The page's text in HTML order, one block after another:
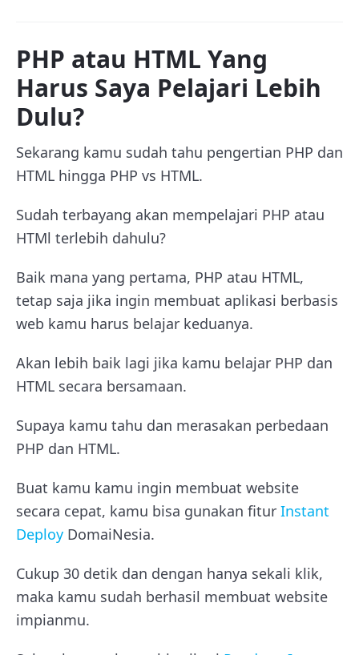
PHP atau HTML Yang
Harus Saya Pelajari Lebih
Dulu?
Sekarang kamu sudah tahu pengertian PHP dan
HTML hingga PHP vs HTML.
Sudah terbayang akan mempelajari PHP atau
HTMl terlebih dahulu?
Baik mana yang pertama, PHP atau HTML,
tetap saja jika ingin membuat aplikasi berbasis
web kamu harus belajar keduanya.
Akan lebih baik lagi jika kamu belajar PHP dan
HTML secara bersamaan.
Supaya kamu tahu dan merasakan perbedaan
PHP dan HTML.
Buat kamu kamu ingin membuat website
secara cepat, kamu bisa gunakan fitur Instant
Deploy DomaiNesia.
Cukup 30 detik dan dengan hanya sekali klik,
maka kamu sudah berhasil membuat website
impianmu.